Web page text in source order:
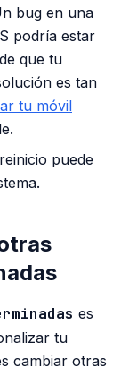
bug en una
podría estar
que tu
es tan
tu móvil
puede
es
tu
cambiar otras